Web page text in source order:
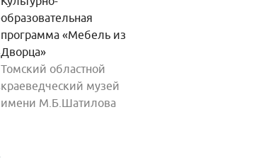
образовательная
программа «Мебель из
Дворца»
Томский областной
краеведческий музей
имени М.Б.Шатилова